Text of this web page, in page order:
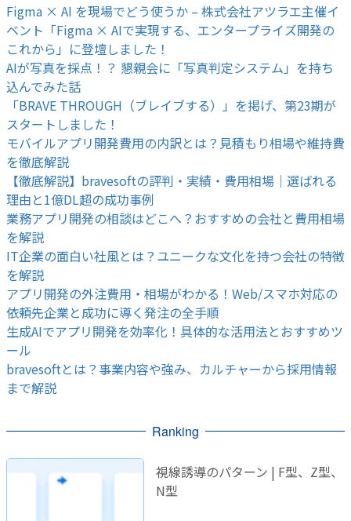
Figma × AI を現場でどう使うか – 株式会社アツラエ主催イ
ベント「Figma × AIで実現する、エンタープライズ開発の
これから」に登壇しました！
AIが写真を採点！？ 懇親会に「写真判定システム」を持ち
込んでみた話
「BRAVE THROUGH（ブレイブする）」を掲げ、第23期が
スタートしました！
モバイルアプリ開発費用の内訳とは？見積もり相場や維持費
を徹底解説
【徹底解説】bravesoftの評判・実績・費用相場｜選ばれる
理由と1億DL超の成功事例
業務アプリ開発の相談はどこへ？おすすめの会社と費用相場
を解説
IT企業の面白い社風とは？ユニークな文化を持つ会社の特徴
を解説
アプリ開発の外注費用・相場がわかる！Web/スマホ対応の
依頼先企業と成功に導く発注の全手順
生成AIでアプリ開発を効率化！具体的な活用法とおすすめツ
ール
bravesoftとは？事業内容や強み、カルチャーから採用情報
まで解説
Ranking
視線誘導のパターン | F型、Z型、
N型